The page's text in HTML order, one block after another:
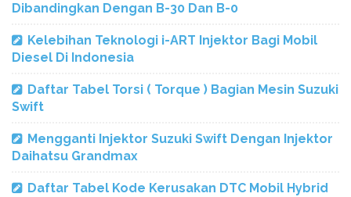
Dibandingkan Dengan B-30 Dan B-0
Kelebihan Teknologi i-ART Injektor Bagi Mobil
Diesel Di Indonesia
Daftar Tabel Torsi ( Torque ) Bagian Mesin Suzuki
Swift
Mengganti Injektor Suzuki Swift Dengan Injektor
Daihatsu Grandmax
Daftar Tabel Kode Kerusakan DTC Mobil Hybrid